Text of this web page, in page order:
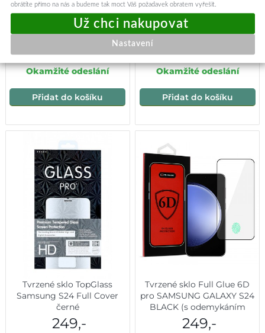
3mk HardGlass tvrzené sklo
na displej Samsung Galaxy
239,-
Okamžité odeslání
Přidat do košíku
3mk FlexibleGlass Lite
Samsung Galaxy S24
239,-
Okamžité odeslání
Přidat do košíku
Tvrzené sklo TopGlass
Samsung S24 Full Cover
černé
249,-
Tvrzené sklo Full Glue 6D
pro SAMSUNG GALAXY S24
BLACK (s odemykáním
otiskem prstu)
249,-
obrátíte přímo na nás a budeme tak moct Váš požadavek obratem vyřešit.
Nastavení